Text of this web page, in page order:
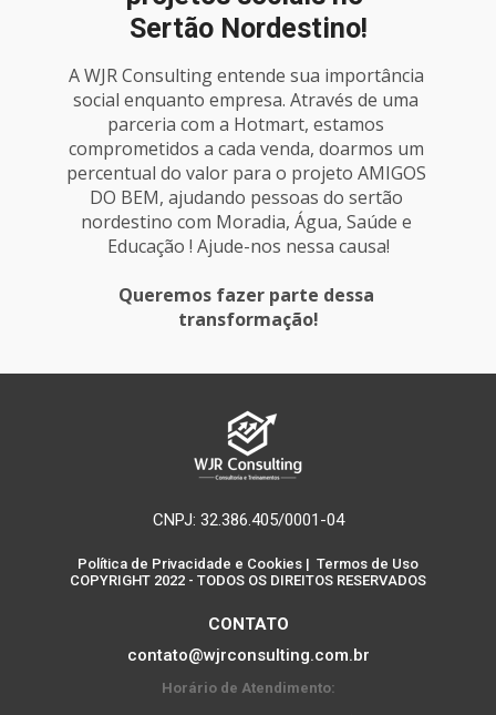
A WJR Consulting entende sua importância
social enquanto empresa. Através de uma
parceria com a Hotmart, estamos
comprometidos a cada venda, doarmos um
percentual do valor para o projeto AMIGOS
DO BEM, ajudando pessoas do sertão
nordestino com Moradia, Água, Saúde e
Educação ! Ajude-nos nessa causa!
Queremos fazer parte dessa
transformação!
Sertão Nordestino!
CNPJ: 32.386.405/0001-04
Política de Privacidade e Cookies | Termos de Uso
COPYRIGHT 2022 - TODOS OS DIREITOS RESERVADOS
CONTATO
contato@wjrconsulting.com.br
Horário de Atendimento: